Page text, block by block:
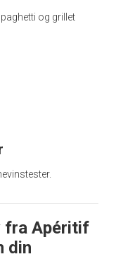
og grillet
fra Apéritif
din